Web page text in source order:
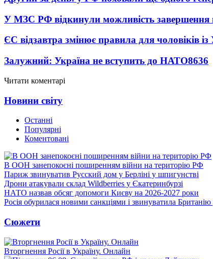
У МЗС РФ відкинули можливість завершення
ЄС відзавтра змінює правила для чоловіків із
Залужний: Україна не вступить до НАТО8636
Читати коментарі
Новини світу
Останні
Популярні
Коментовані
В ООН занепокоєні поширенням війни на територію РФ
Париж звинуватив Русский дом у Берліні у шпигунстві
Дрони атакували склад Wildberries у Єкатеринбурзі
НАТО назвав обсяг допомоги Києву на 2026-2027 роки
Росія обурилася новими санкціями і звинуватила Британію
Сюжети
Вторгнення Росії в Україну. Онлайн